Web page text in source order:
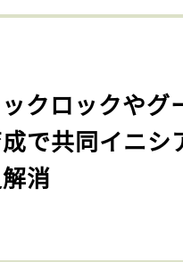
クロックやグ
で共同イニシ
消